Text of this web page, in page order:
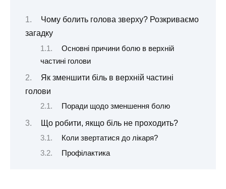
Чому болить голова зверху? Розкриваємо
загадку
Основні причини болю в верхній
частині голови
Як зменшити біль в верхній частині
голови
Поради щодо зменшення болю
Що робити, якщо біль не проходить?
Коли звертатися до лікаря?
Профілактика